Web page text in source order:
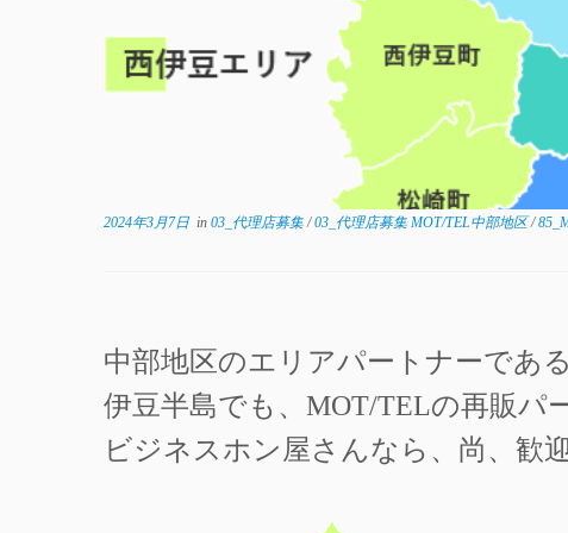
2024年3月7日 in 03_代理店募集/03_代理店募集 MOT/TEL中部地区/
中部地区のエリアパートナーであ
伊豆半島でも、MOT/TELの再販パ
ビジネスホン屋さんなら、尚、歓